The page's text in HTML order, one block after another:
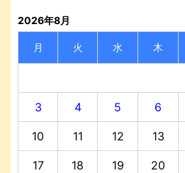
2026年8月
月 火 水 木
3 4 5 6
10 11 12 13
17 18 19 20